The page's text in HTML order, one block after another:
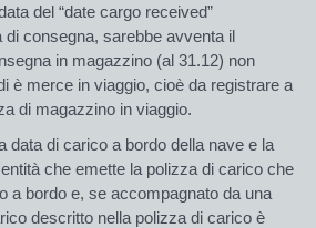
del “date cargo received”
di consegna, sarebbe avventa il
in magazzino (al 31.12) non
è merce in viaggio, cioè da registrare a
di magazzino in viaggio.
data di carico a bordo della nave e la
che emette la polizza di carico che
a bordo e, se accompagnato da una
descritto nella polizza di carico è